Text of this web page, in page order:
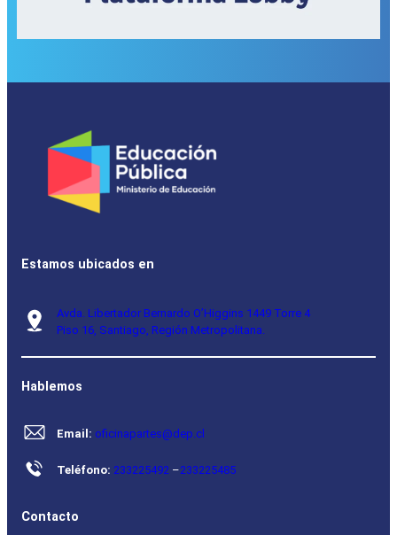
Estamos ubicados en
Avda. Libertador Bernardo O’Higgins 1449 Torre 4
Piso 16, Santiago, Región Metropolitana.
Hablemos
Email: oficinapartes@dep.cl
Teléfono: 233225492 –233225485
Contacto